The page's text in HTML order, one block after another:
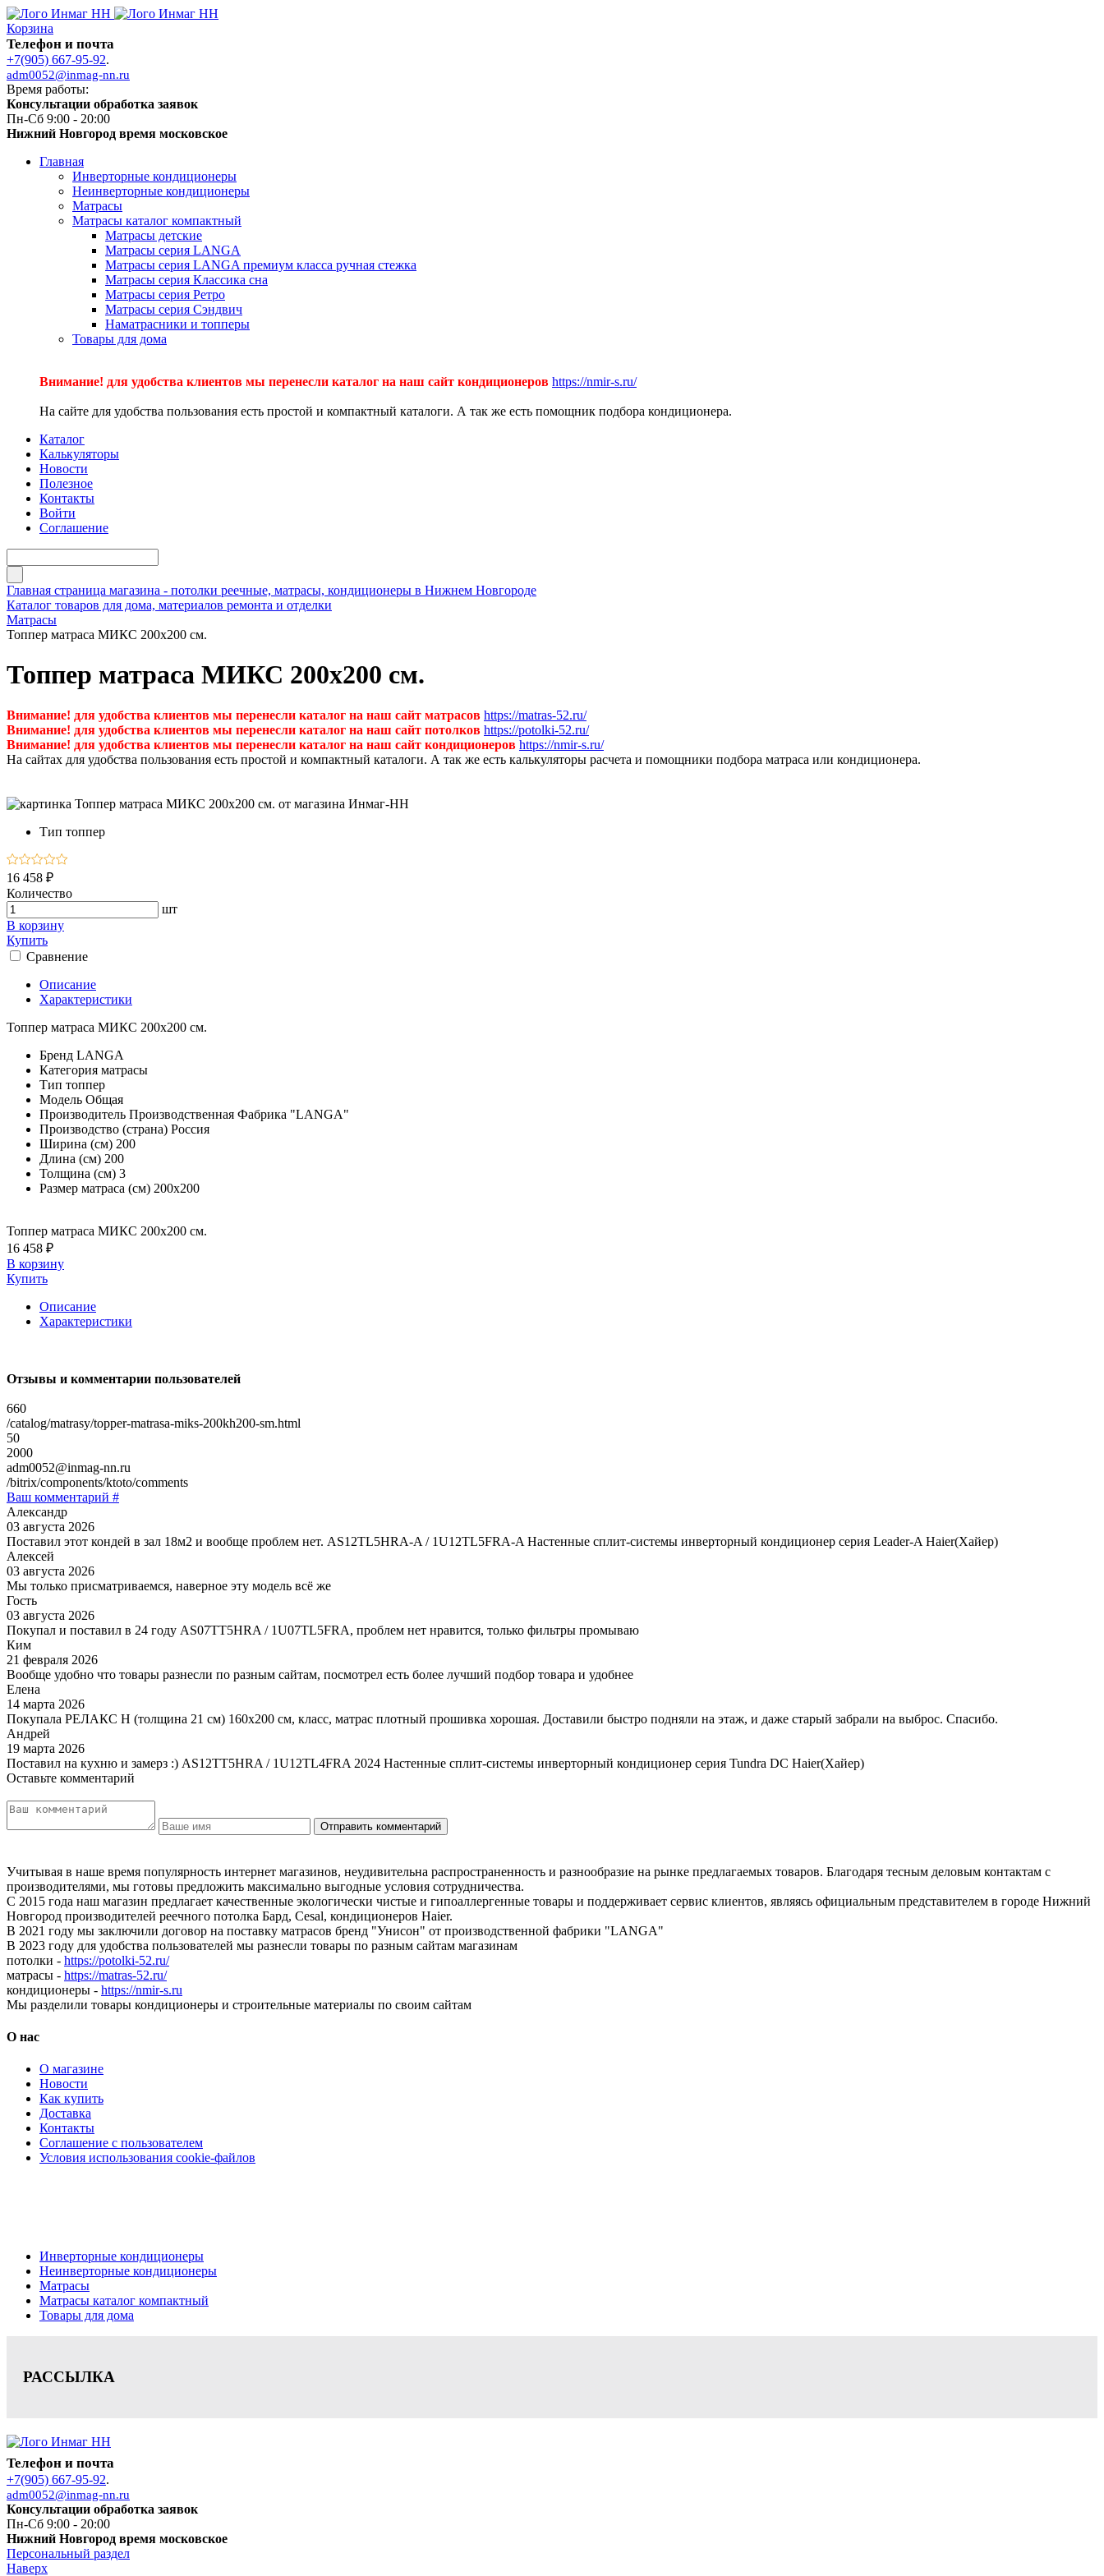
Корзина
Телефон и почта
+7(905) 667-95-92.
adm0052@inmag-nn.ru
Время работы:
Консультации обработка заявок
Пн-Сб 9:00 - 20:00
Нижний Новгород время московское
Главная
Инверторные кондиционеры
Неинверторные кондиционеры
Матрасы
Матрасы каталог компактный
Матрасы детские
Матрасы серия LANGA
Матрасы серия LANGA премиум класса ручная стежка
Матрасы серия Классика сна
Матрасы серия Ретро
Матрасы серия Сэндвич
Наматрасники и топперы
Товары для дома
Внимание! для удобства клиентов мы перенесли каталог на наш сайт кондиционеров https://nmir-s.ru/
На сайте для удобства пользования есть простой и компактный каталоги. А так же есть помощник подбора кондиционера.
Каталог
Калькуляторы
Новости
Полезное
Контакты
Войти
Соглашение
Главная страница магазина - потолки реечные, матрасы, кондиционеры в Нижнем Новгороде
Каталог товаров для дома, материалов ремонта и отделки
Матрасы
Топпер матраса МИКС 200х200 см.
Топпер матраса МИКС 200х200 см.
Внимание! для удобства клиентов мы перенесли каталог на наш сайт матрасов https://matras-52.ru/
Внимание! для удобства клиентов мы перенесли каталог на наш сайт потолков https://potolki-52.ru/
Внимание! для удобства клиентов мы перенесли каталог на наш сайт кондиционеров https://nmir-s.ru/
На сайтах для удобства пользования есть простой и компактный каталоги. А так же есть калькуляторы расчета и помощники подбора матраса или кондиционера.
Тип топпер
16 458 ₽
Количество
шт
В корзину
Купить
Сравнение
Описание
Характеристики
Топпер матраса МИКС 200х200 см.
Бренд LANGA
Категория матрасы
Тип топпер
Модель Общая
Производитель Производственная Фабрика "LANGA"
Производство (страна) Россия
Ширина (см) 200
Длина (см) 200
Толщина (см) 3
Размер матраса (см) 200х200
Топпер матраса МИКС 200х200 см.
16 458 ₽
В корзину
Купить
Описание
Характеристики
Отзывы и комментарии пользователей
660
/catalog/matrasy/topper-matrasa-miks-200kh200-sm.html
50
2000
adm0052@inmag-nn.ru
/bitrix/components/ktoto/comments
Ваш комментарий #
Александр
03 августа 2026
Поставил этот кондей в зал 18м2 и вообще проблем нет. AS12TL5HRA-A / 1U12TL5FRA-A Настенные сплит-системы инверторный кондиционер серия Leader-A Haier(Хайер)
Алексей
03 августа 2026
Мы только присматриваемся, наверное эту модель всё же
Гость
03 августа 2026
Покупал и поставил в 24 году AS07TT5HRA / 1U07TL5FRA, проблем нет нравится, только фильтры промываю
Ким
21 февраля 2026
Вообще удобно что товары разнесли по разным сайтам, посмотрел есть более лучший подбор товара и удобнее
Елена
14 марта 2026
Покупала РЕЛАКС Н (толщина 21 см) 160х200 см, класс, матрас плотный прошивка хорошая. Доставили быстро подняли на этаж, и даже старый забрали на выброс. Спасибо.
Андрей
19 марта 2026
Поставил на кухню и замерз :) AS12TT5HRA / 1U12TL4FRA 2024 Настенные сплит-системы инверторный кондиционер серия Tundra DC Haier(Хайер)
Оставьте комментарий
Учитывая в наше время популярность интернет магазинов, неудивительна распространенность и разнообразие на рынке предлагаемых товаров. Благодаря тесным деловым контактам с
производителями, мы готовы предложить максимально выгодные условия сотрудничества.
С 2015 года наш магазин предлагает качественные экологически чистые и гипоаллергенные товары и поддерживает сервис клиентов, являясь официальным представителем в городе Нижний
Новгород производителей реечного потолка Бард, Cesal, кондиционеров Haier.
В 2021 году мы заключили договор на поставку матрасов бренд "Унисон" от производственной фабрики "LANGA"
В 2023 году для удобства пользователей мы разнесли товары по разным сайтам магазинам
потолки - https://potolki-52.ru/
матрасы - https://matras-52.ru/
кондиционеры - https://nmir-s.ru
Мы разделили товары кондиционеры и строительные материалы по своим сайтам
О нас
О магазине
Новости
Как купить
Доставка
Контакты
Соглашение с пользователем
Условия использования cookie-файлов
Инверторные кондиционеры
Неинверторные кондиционеры
Матрасы
Матрасы каталог компактный
Товары для дома
РАССЫЛКА
Телефон и почта
+7(905) 667-95-92.
adm0052@inmag-nn.ru
Консультации обработка заявок
Пн-Сб 9:00 - 20:00
Нижний Новгород время московское
Персональный раздел
Наверх